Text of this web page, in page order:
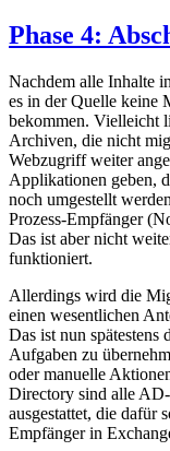
Phase 4:
Nachdem alle Inhalte
es in der Quelle keine
bekommen. Vielleicht
Archiven, die nicht
Webzugriff weiter
Applikationen geben,
noch umgestellt
Prozess-Empfänger
Das ist aber nicht
funktioniert.
Allerdings wird die
einen wesentlichen
Das ist nun
Aufgaben zu
oder manuelle
Directory sind alle
ausgestattet, die dafür
Empfänger in